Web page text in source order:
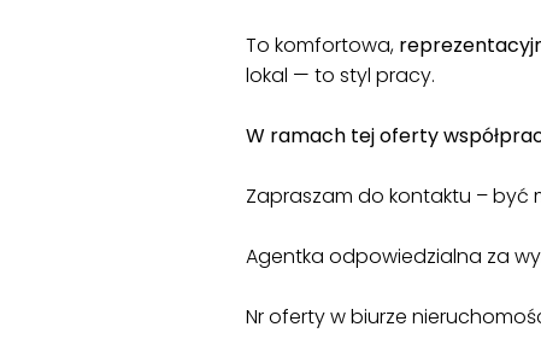
To komfortowa,
lokal — to styl pracy.
W ramach tej oferty
Zapraszam do kontaktu – być
Agentka odpowiedzialna za
Nr oferty w biurze